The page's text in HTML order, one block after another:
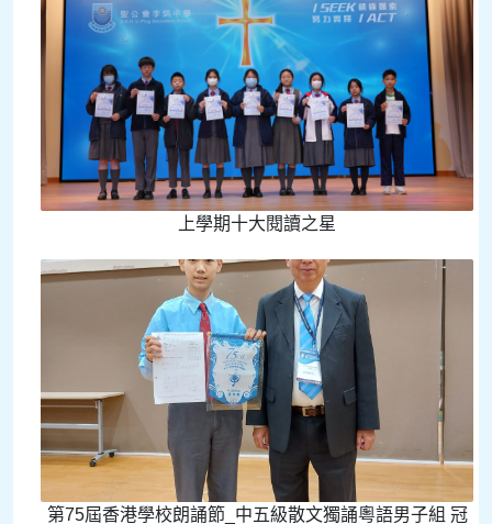
上學期十大閱讀之星
第75屆香港學校朗誦節_中五級散文獨誦粵語男子組 冠